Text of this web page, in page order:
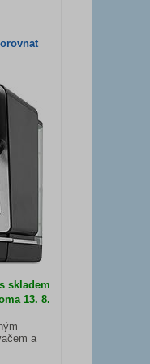
skladem
13. 8.
a